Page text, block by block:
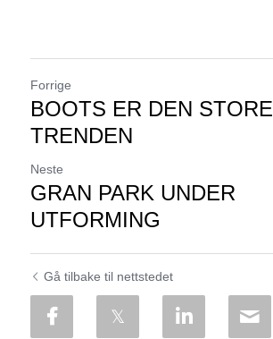
Forrige
BOOTS ER DEN STORE
TRENDEN
Neste
GRAN PARK UNDER
UTFORMING
Gå tilbake til nettstedet